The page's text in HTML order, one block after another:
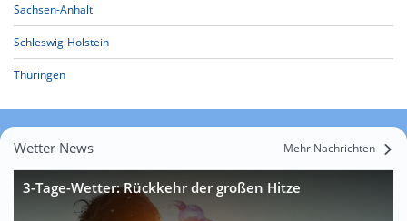
Sachsen-Anhalt
Schleswig-Holstein
Thüringen
Wetter News Mehr Nachrichten
3-Tage-Wetter: Rückkehr der großen Hitze